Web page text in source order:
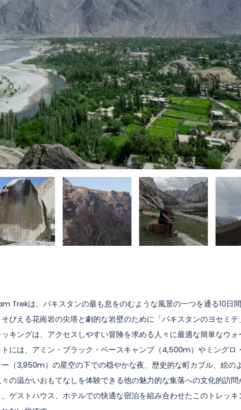
Trekは、パキスタンの最も息をのむような風景の一つを通る10日
びえる花崗岩の尖塔と劇的な岩壁のために「パキスタンのヨセミ
キングは、アクセスしやすい冒険を求める人々に最適な簡単なウ
には、アミン・ブラック・ベースキャンプ（4,500m）やミング
（3,950m）の星空の下での穏やかな夜、歴史的な町カプル、絵の
の温かいおもてなしを体験できる他の魅力的な集落への文化的訪
ゲストハウス、ホテルでの快適な宿泊を組み合わせたこのトレッ